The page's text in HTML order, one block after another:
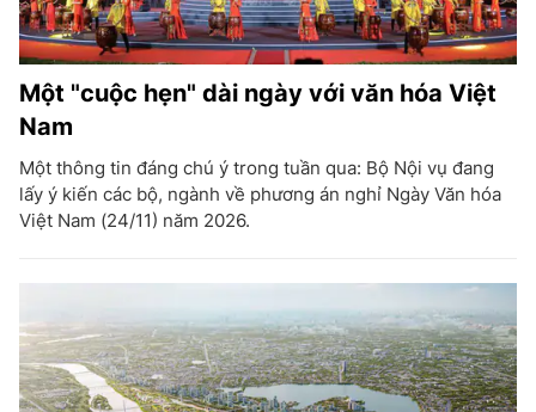
Một "cuộc hẹn" dài ngày với văn hóa Việt
Nam
Một thông tin đáng chú ý trong tuần qua: Bộ Nội vụ đang
lấy ý kiến các bộ, ngành về phương án nghỉ Ngày Văn hóa
Việt Nam (24/11) năm 2026.